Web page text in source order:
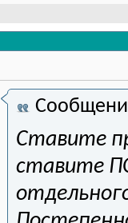
Ставите
ставите